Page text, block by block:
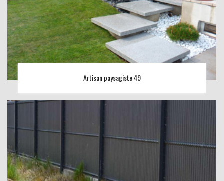
Artisan paysagiste 49